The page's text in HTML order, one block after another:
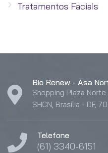
Tratamentos Faciais
Bio Renew - Asa
Shopping Plaza Norte
SHCN, Brasília - DF,
Telefone
(61) 3340-6151